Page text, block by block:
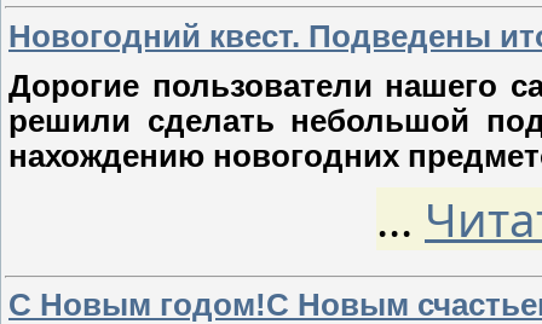
Новогодний квест. Подведены
Дорогие пользователи нашего
решили сделать небольшой
нахождению новогодних
...
С Новым годом!С Новым